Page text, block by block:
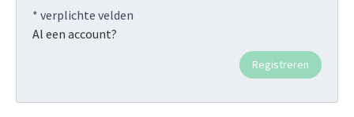
* verplichte velden
Al een account?